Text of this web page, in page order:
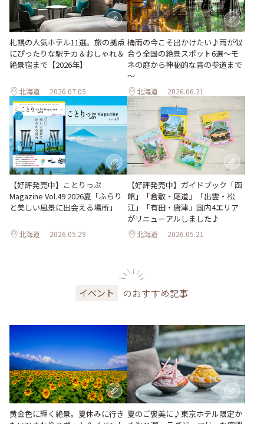
札幌の人気ホテル11選。旅の拠点
にぴったりな駅チカ＆おしゃれ＆
絶景宿まで【2026年】
北海道 2026.07.05
梅雨の今こそ出かけたい♪雨が似
合う全国の絶景スポット6選～モ
ネの庭から神秘的な青の参道まで
～
北海道 2026.06.21
【好評発売中】ことりっぷ
Magazine Vol.49 2026夏「ふらり
と美しい風景に出会える場所」
北海道 2026.05.29
【好評発売中】ガイドブック「函
館」「倉敷・尾道」「出雲・松
江」「有田・唐津」国内4エリア
がリニューアルしました♪
北海道 2026.05.21
イベント のおすすめ記事
黄金色に輝く絶景。夏休みに行き 夏のご褒美に♪東京ホテル限定か